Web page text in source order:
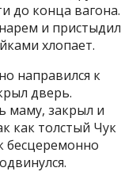
до конца вагона.
и пристыдил
хлопает.
направился к
дверь.
маму, закрыл и
как толстый Чук
бесцеремонно